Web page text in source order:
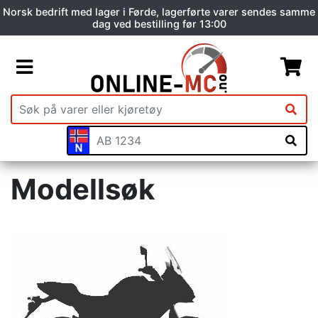
Norsk bedrift med lager i Førde, lagerførte varer sendes samme
dag ved bestilling før 13:00
Modellsøk